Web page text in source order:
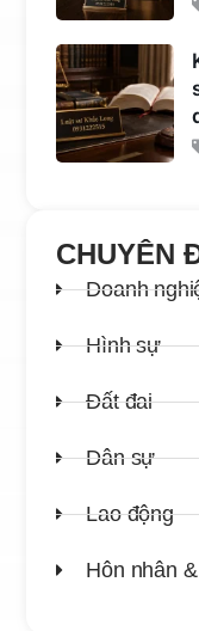
CHUYÊN
Doanh
Hình sự
Đất đai
Dân sự
Lao động
Hôn nhân